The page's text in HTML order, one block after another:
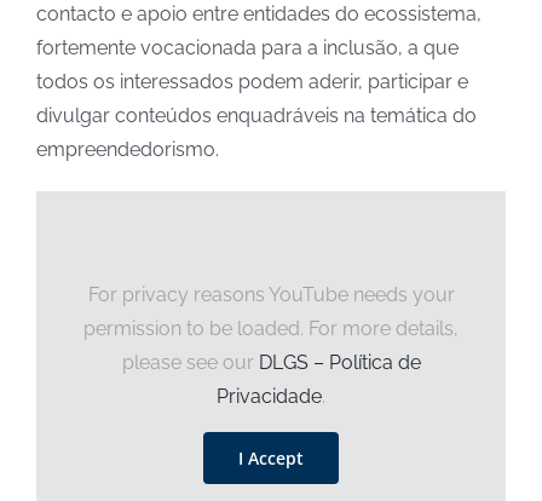
contacto e apoio entre entidades do ecossistema,
fortemente vocacionada para a inclusão, a que
todos os interessados podem aderir, participar e
divulgar conteúdos enquadráveis na temática do
empreendedorismo.
For privacy reasons YouTube needs your
permission to be loaded. For more details,
please see our DLGS – Política de
Privacidade.
I Accept